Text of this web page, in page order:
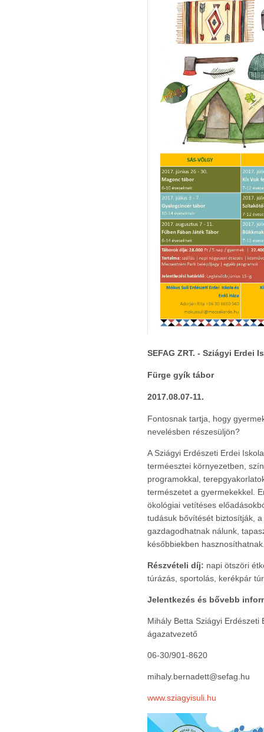
SEFAG ZRT. - Sziágyi Erdei
Fürge gyík tábor
2017.08.07-11.
Fontosnak tartja, hogy
nevelésben részesüljön?
A Sziágyi Erdészeti Erdei
terméesztei környezetben,
programokkal,
természetet a gyermekekkel.
ökológiai vetítéses
tudásuk bővítését biztosítják,
gazdagodhatnak nálunk,
későbbiekben
Részvételi díj: napi ötszöri
túrázás, sportolás, kerékpár
Jelentkezés és bővebb
Mihály Betta Sziágyi Erdészeti
ágazatvezető
06-30/901-8620
mihaly.bernadett@sefag.hu
www.sziagyisuli.hu